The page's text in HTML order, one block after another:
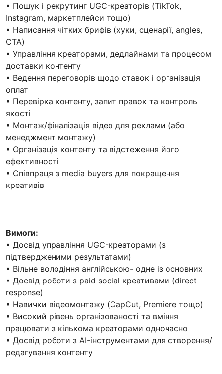
• Пошук і рекрутинг UGC-креаторів (TikTok,
Instagram, маркетплейси тощо)
• Написання чітких брифів (хуки, сценарії, angles,
CTA)
• Управління креаторами, дедлайнами та процесом
доставки контенту
• Ведення переговорів щодо ставок і організація
оплат
• Перевірка контенту, запит правок та контроль
якості
• Монтаж/фіналізація відео для реклами (або
менеджмент монтажу)
• Організація контенту та відстеження його
ефективності
• Співпраця з media buyers для покращення
креативів
Вимоги:
• Досвід управління UGC-креаторами (з
підтвердженими результатами)
• Вільне володіння англійською- одне із основних
• Досвід роботи з paid social креативами (direct
response)
• Навички відеомонтажу (CapCut, Premiere тощо)
• Високий рівень організованості та вміння
працювати з кількома креаторами одночасно
• Досвід роботи з AI-інструментами для створення/
редагування контенту